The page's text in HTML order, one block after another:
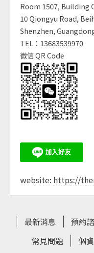
Room 1507, Building
10 Qiongyu Road,
Shenzhen,
TEL：13683539970
微信 QR Code
website: https://
最新消息 預約
常見問題
個